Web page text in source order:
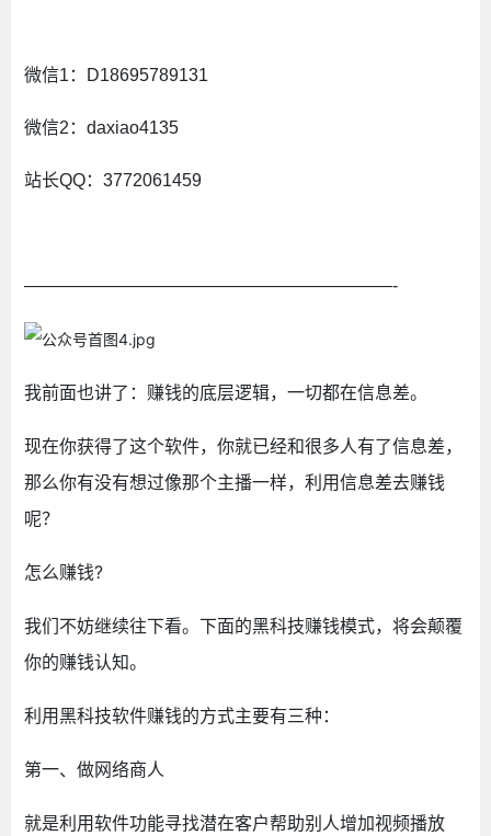
微信1：D18695789131
微信2：daxiao4135
站长QQ：3772061459
—————————————————————-
我前面也讲了：赚钱的底层逻辑，一切都在信息差。
现在你获得了这个软件，你就已经和很多人有了信息差，
那么你有没有想过像那个主播一样，利用信息差去赚钱
呢？
怎么赚钱?
我们不妨继续往下看。下面的黑科技赚钱模式，将会颠覆
你的赚钱认知。
利用黑科技软件赚钱的方式主要有三种：
第一、做网络商人
就是利用软件功能寻找潜在客户帮助别人增加视频播放